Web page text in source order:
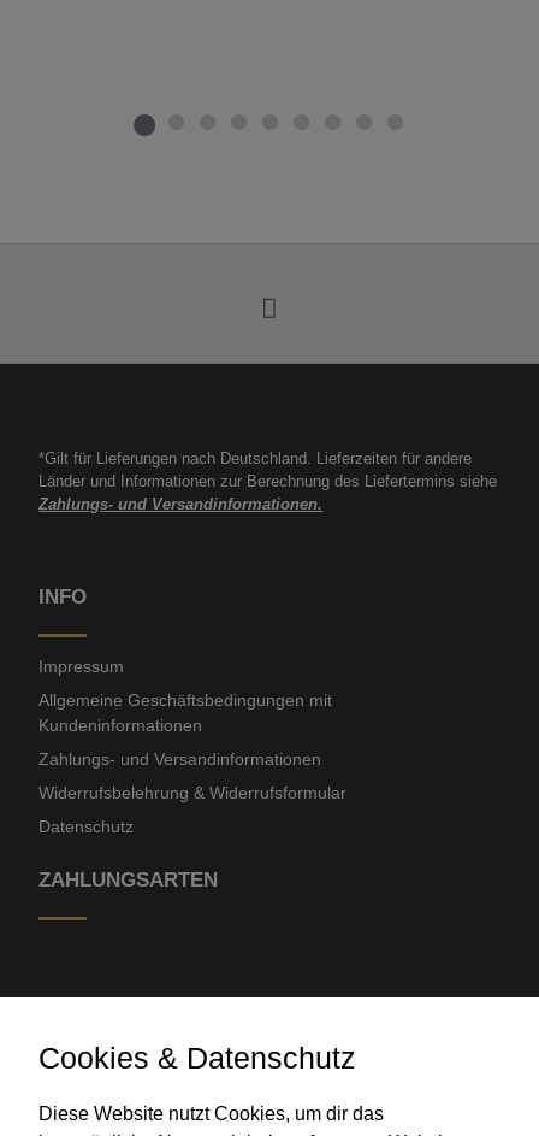
*Gilt für Lieferungen nach Deutschland. Lieferzeiten für andere
Länder und Informationen zur Berechnung des Liefertermins siehe
Zahlungs- und Versandinformationen.
INFO
Impressum
Allgemeine Geschäftsbedingungen mit
Kundeninformationen
Zahlungs- und Versandinformationen
Widerrufsbelehrung & Widerrufsformular
Datenschutz
ZAHLUNGSARTEN
Banküberweisung
Cookies & Datenschutz
Diese Website nutzt Cookies, um dir das